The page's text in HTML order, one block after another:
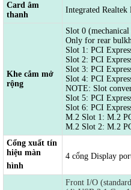
Card âm
thanh
Integrated
Khe cắm mở
rộng
Slot 0
Only for rear
Slot 1: PCI
Slot 2: PCI
Slot 3: PCI
Slot 4: PCI
NOTE: Slot
Slot 5: PCI
Slot 6: PCI
M.2 Slot 1: M.2
M.2 Slot 2: M.2
Cổng xuất tín
hiệu màn
hình
4 cổng Display
Front I/O